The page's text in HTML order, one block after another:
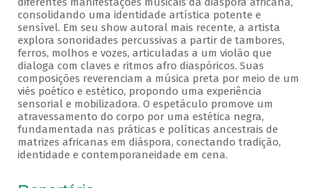
consolidando uma identidade artística potente e
sensível. Em seu show autoral mais recente, a artista
explora sonoridades percussivas a partir de tambores,
ferros, molhos e vozes, articuladas a um violão que
dialoga com claves e ritmos afro diaspóricos. Suas
composições reverenciam a música preta por meio de um
viés poético e estético, propondo uma experiência
sensorial e mobilizadora. O espetáculo promove um
atravessamento do corpo por uma estética negra,
fundamentada nas práticas e políticas ancestrais de
matrizes africanas em diáspora, conectando tradição,
identidade e contemporaneidade em cena.